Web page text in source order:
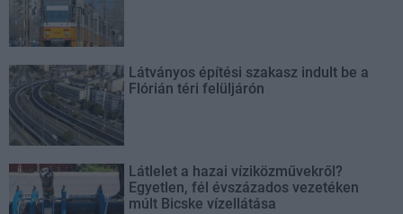
Látványos építési szakasz indult be a
Flórián téri felüljárón
Látlelet a hazai víziközművekről?
Egyetlen, fél évszázados vezetéken
múlt Bicske vízellátása